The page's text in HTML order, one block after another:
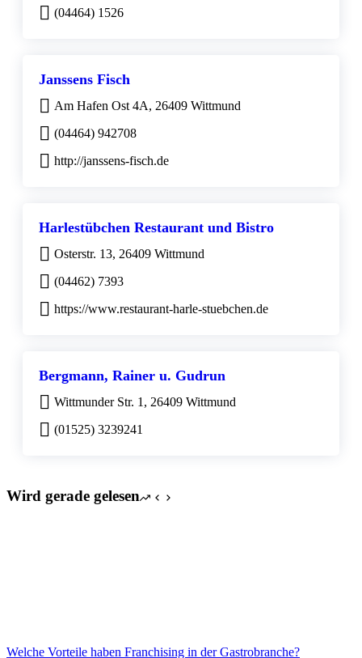
(04464) 1526
Janssens Fisch
Am Hafen Ost 4A, 26409 Wittmund
(04464) 942708
http://janssens-fisch.de
Harlestübchen Restaurant und Bistro
Osterstr. 13, 26409 Wittmund
(04462) 7393
https://www.restaurant-harle-stuebchen.de
Bergmann, Rainer u. Gudrun
Wittmunder Str. 1, 26409 Wittmund
(01525) 3239241
Wird gerade gelesen
Welche Vorteile haben Franchising in der Gastrobranche?